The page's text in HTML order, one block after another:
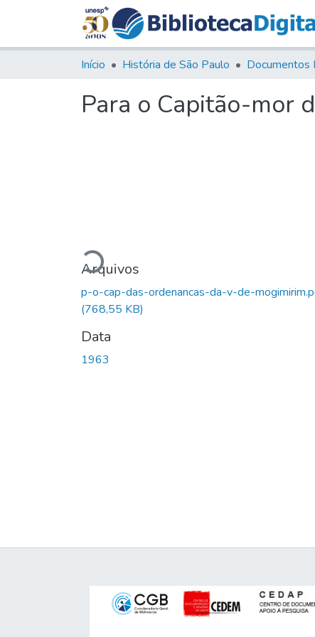
Início História de São Paulo Documentos
Para o Capitão-mor
Carregando...
Arquivos
p-o-cap-das-ordenancas-da-v-de-
(768,55 KB)
Data
1963